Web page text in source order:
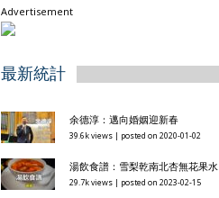
Advertisement
最新統計
余德淳：邁向婚姻迎新春
39.6k views posted on 2020-01-02
湯飲食譜：雪梨乾南北杏無花果水
29.7k views posted on 2023-02-15